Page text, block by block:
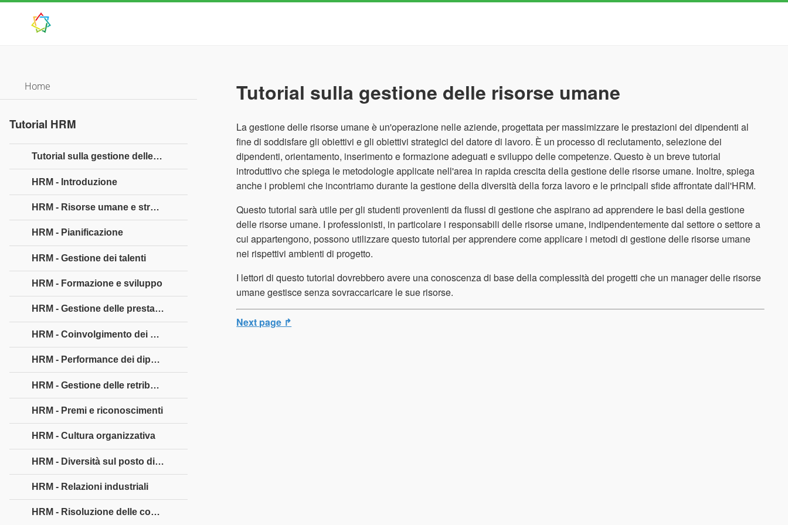
Tutorial sulla gestione delle risorse umane
La gestione delle risorse umane è un'operazione nelle aziende, progettata per massimizzare le prestazioni dei dipendenti al
fine di soddisfare gli obiettivi e gli obiettivi strategici del datore di lavoro. È un processo di reclutamento, selezione dei
dipendenti, orientamento, inserimento e formazione adeguati e sviluppo delle competenze. Questo è un breve tutorial
introduttivo che spiega le metodologie applicate nell'area in rapida crescita della gestione delle risorse umane. Inoltre, spiega
anche i problemi che incontriamo durante la gestione della diversità della forza lavoro e le principali sfide affrontate dall'HRM.
Questo tutorial sarà utile per gli studenti provenienti da flussi di gestione che aspirano ad apprendere le basi della gestione
delle risorse umane. I professionisti, in particolare i responsabili delle risorse umane, indipendentemente dal settore o settore a
cui appartengono, possono utilizzare questo tutorial per apprendere come applicare i metodi di gestione delle risorse umane
nei rispettivi ambienti di progetto.
I lettori di questo tutorial dovrebbero avere una conoscenza di base della complessità dei progetti che un manager delle risorse
umane gestisce senza sovraccaricare le sue risorse.
Next page ↱
Home
Tutorial HRM
Tutorial sulla gestione delle risorse umane
HRM - Introduzione
HRM - Risorse umane e strategia aziendale
HRM - Pianificazione
HRM - Gestione dei talenti
HRM - Formazione e sviluppo
HRM - Gestione delle prestazioni
HRM - Coinvolgimento dei dipendenti
HRM - Performance dei dipendenti
HRM - Gestione delle retribuzioni
HRM - Premi e riconoscimenti
HRM - Cultura organizzativa
HRM - Diversità sul posto di lavoro
HRM - Relazioni industriali
HRM - Risoluzione delle controversie